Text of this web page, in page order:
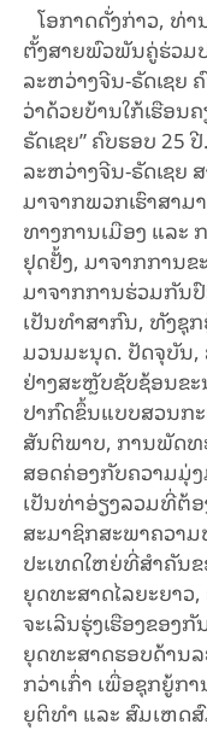
ໂອກາດດັ່ງກ່າວ, ທ່
ຕັ້ງສາຍພົວພັນຄູ່ຮ່ວມ
ລະຫວ່າງຈີນ-ຣັດເຊຍ
ວ່າດ້ວຍບ້ານໃກ້ເຮືອ
ຣັດເຊຍ” ຄົບຮອບ
ລະຫວ່າງຈີນ-ຣັດເຊຍ
ມາຈາກພວກເຮົາສາມ
ທາງການເມືອງ ແລະ
ຢຸດຢັ້ງ, ມາຈາກການ
ມາຈາກການຮ່ວມກັນ
ເປັນທຳສາກົນ, ທັງຊຸ
ມວນມະນຸດ. ປັດຈຸບັນ
ຢ່າງສະຫຼັບຊັບຊ້ອນຂ
ປາກົດຂຶ້ນແບບສວນກ
ສັນຕິພາບ, ການພັດທ
ສອດຄ່ອງກັບຄວາມມຸ່
ເປັນທ່າອ່ຽງລວມທີ່ຕ້ອ
ສະມາຊິກສະພາຄວາ
ປະເທດໃຫຍ່ທີ່ສໍາຄັນຂ
ຍຸດທະສາດໄລຍະຍາ
ຈະເລີນຮຸ່ງເຮືອງຂອງ
ຍຸດທະສາດຮອບດ້ານ
ກວ່າເກົ່າ ເພື່ອຊຸກຍູ້ກ
ຍຸຕິທຳ ແລະ ສົມເຫດ